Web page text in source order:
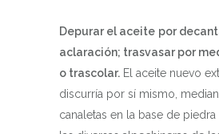
Depurar el aceite por
aclaración; trasvasar por
o trascolar. El aceite nuevo
discurría por sí mismo,
canaletas en la base de